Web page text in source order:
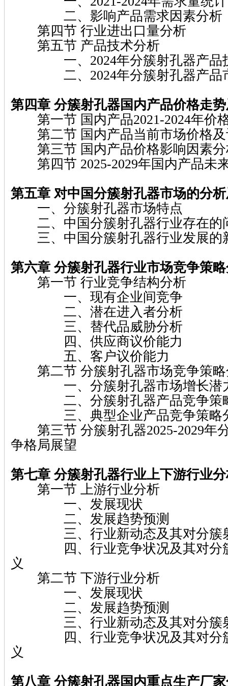
二、影响产品需求因素分析
第四节 行业进出口量分析
第五节 产品技术分析
一、2024年分簇射孔器产品
二、2024年分簇射孔器产品
第四章 分簇射孔器国内产品价格走
第一节 国内产品2021-2024年价
第二节 国内产品当前市场价格及
第三节 国内产品价格影响因素分
第四节 2025-2029年国内产品未
第五章 对中国分簇射孔器市场的分
一、分簇射孔器市场特点
二、中国分簇射孔器行业存在的
三、中国分簇射孔器行业发展的
第六章 分簇射孔器行业市场竞争策
第一节 行业竞争结构分析
一、现有企业间竞争
二、潜在进入者分析
三、替代品威胁分析
四、供应商议价能力
五、客户议价能力
第二节 分簇射孔器市场竞争策略
一、分簇射孔器市场增长潜
二、分簇射孔器产品竞争策
三、典型企业产品竞争策略
第三节 分簇射孔器2025-2029年
争格局展望
第七章 分簇射孔器行业上下游行业
第一节 上游行业分析
一、发展现状
二、发展趋势预测
三、行业新动态及其对分簇射
四、行业竞争状况及其对分簇
义
第二节 下游行业分析
一、发展现状
二、发展趋势预测
三、行业新动态及其对分簇射
四、行业竞争状况及其对分簇
义
第八章 分簇射孔器国内重点生产厂